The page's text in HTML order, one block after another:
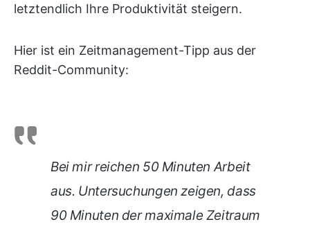
letztendlich Ihre Produktivität steigern.
Hier ist ein Zeitmanagement-Tipp aus der
Reddit-Community:
Bei mir reichen 50 Minuten Arbeit
aus. Untersuchungen zeigen, dass
90 Minuten der maximale Zeitraum